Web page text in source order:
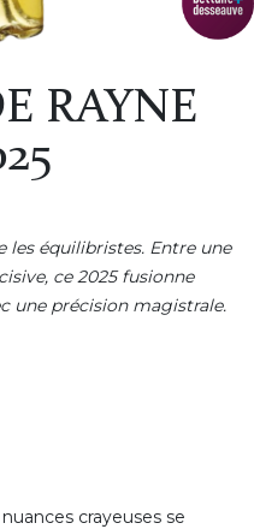
RAYNE
les équilibristes. Entre une
ce 2025 fusionne
une précision magistrale.
crayeuses se